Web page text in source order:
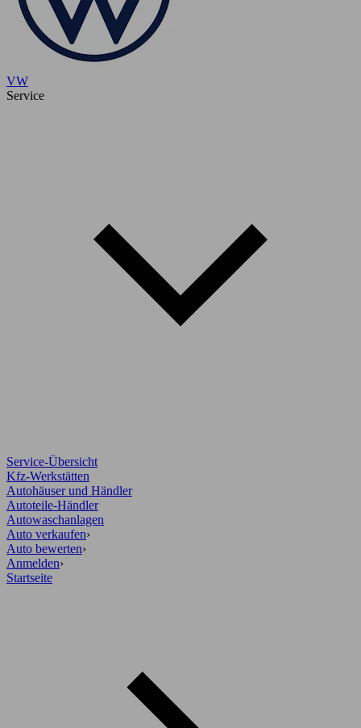
VW
Service
Service-Übersicht
Kfz-Werkstätten
Autohäuser und Händler
Autoteile-Händler
Autowaschanlagen
Auto verkaufen›
Auto bewerten›
Anmelden›
Startseite